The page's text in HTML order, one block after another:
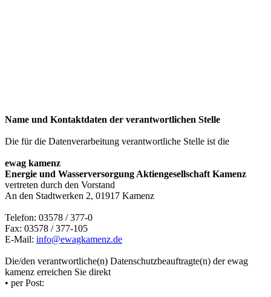
Name und Kontaktdaten der verantwortlichen Stelle
Die für die Datenverarbeitung verantwortliche Stelle ist die
ewag kamenz
Energie und Wasserversorgung Aktiengesellschaft Kamenz
vertreten durch den Vorstand
An den Stadtwerken 2, 01917 Kamenz
Telefon: 03578 / 377-0
Fax: 03578 / 377-105
E-Mail: info@ewagkamenz.de
Die/den verantwortliche(n) Datenschutzbeauftragte(n) der ewag
kamenz erreichen Sie direkt
• per Post: